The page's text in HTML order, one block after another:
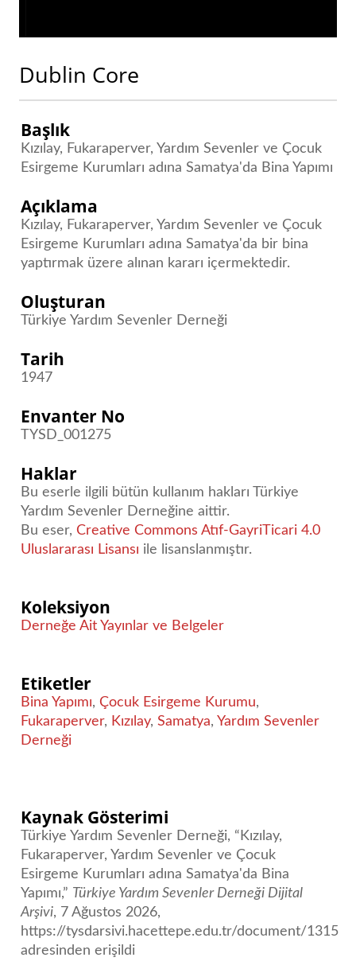
Dublin Core
Başlık
Kızılay, Fukaraperver, Yardım Sevenler ve Çocuk
Esirgeme Kurumları adına Samatya'da Bina Yapımı
Açıklama
Kızılay, Fukaraperver, Yardım Sevenler ve Çocuk
Esirgeme Kurumları adına Samatya'da bir bina
yaptırmak üzere alınan kararı içermektedir.
Oluşturan
Türkiye Yardım Sevenler Derneği
Tarih
1947
Envanter No
TYSD_001275
Haklar
Bu eserle ilgili bütün kullanım hakları Türkiye
Yardım Sevenler Derneğine aittir.
Bu eser,Creative Commons Atıf-GayriTicari 4.0
Uluslararası Lisansı ile lisanslanmıştır.
Koleksiyon
Derneğe Ait Yayınlar ve Belgeler
Etiketler
Bina Yapımı,Çocuk Esirgeme Kurumu,
Fukaraperver, Kızılay,Samatya,Yardım Sevenler
Derneği
Kaynak Gösterimi
Türkiye Yardım Sevenler Derneği, “Kızılay,
Fukaraperver, Yardım Sevenler ve Çocuk
Esirgeme Kurumları adına Samatya'da Bina
Yapımı,” Türkiye Yardım Sevenler Derneği Dijital
Arşivi, 7 Ağustos 2026,
https://tysdarsivi.hacettepe.edu.tr/document/1315
adresinden erişildi